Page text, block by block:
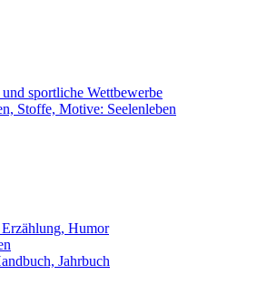
sportliche Wettbewerbe
Stoffe, Motive: Seelenleben
Humor
Jahrbuch